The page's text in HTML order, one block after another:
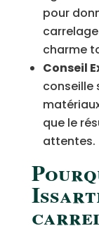
pour
charme
Conseil
conseille
que le
attentes.